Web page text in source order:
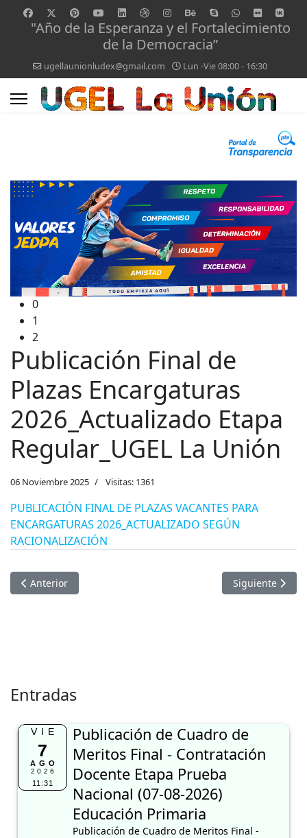
"Año de la Esperanza y el Fortalecimiento
de la Democracia”
ugellaunionludex@gmail.com Lun -Vie 08:00 - 16:30
0
1
2
Publicación Final de
Plazas Encargaturas
2026_Actualizado Etapa
Regular_UGEL La Unión
06 Noviembre 2025 Visitas: 1361
PUBLICACIÓN FINAL DE PLAZAS VACANTES PARA
ENCARGATURAS 2026_ACTUALIZADO SEGÚN
RACIONALIZACIÓN
Artículo anterior: CONVOCATORIA A ADJUDICACIÓN A
Anterior Artículo
Siguiente
Entradas
VIE
7
AGO
2026
11:31
Publicación de Cuadro de
Meritos Final - Contratación
Docente Etapa Prueba
Nacional (07-08-2026)
Educación Primaria
Publicación de Cuadro de Meritos Final -